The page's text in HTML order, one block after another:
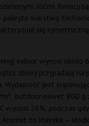
liśćmi. Kwiaty
pokryte warstwą
się
indoor wynosi około
zbiory przypadają na
Wydajność jest
outdoor nawet 800 g
wynosi 26%, podczas
to klasyka –